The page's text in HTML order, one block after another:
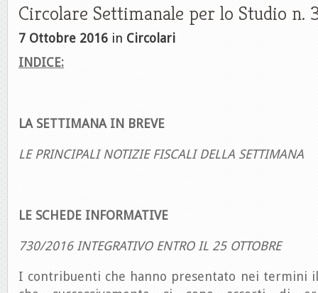
Circolare Settimanale per lo Studio n.
7 Ottobre 2016 in Circolari
INDICE:
LA SETTIMANA IN BREVE
LE PRINCIPALI NOTIZIE FISCALI DELLA SETTIMANA
LE SCHEDE INFORMATIVE
730/2016 INTEGRATIVO ENTRO IL 25 OTTOBRE
I contribuenti che hanno presentato nei termini